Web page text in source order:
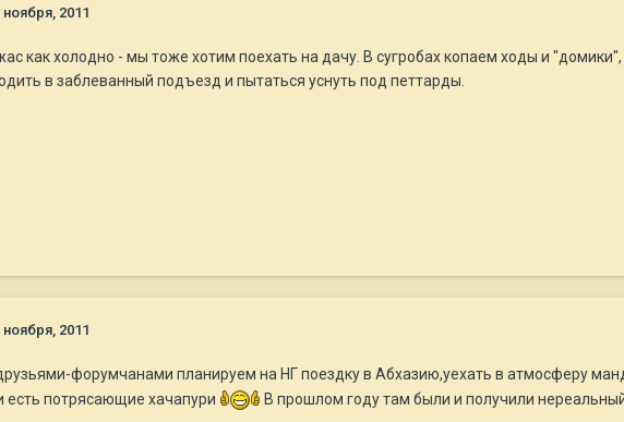
ноября, 2011
как холодно - мы тоже хотим поехать на дачу. В сугробах копаем ходы и
в заблеванный подъезд и пытаться уснуть под петтарды.
ноября, 2011
форумчанами планируем на НГ поездку в Абхазию,уехать в атмосферу
есть потрясающие хачапури
В прошлом году там были и получили